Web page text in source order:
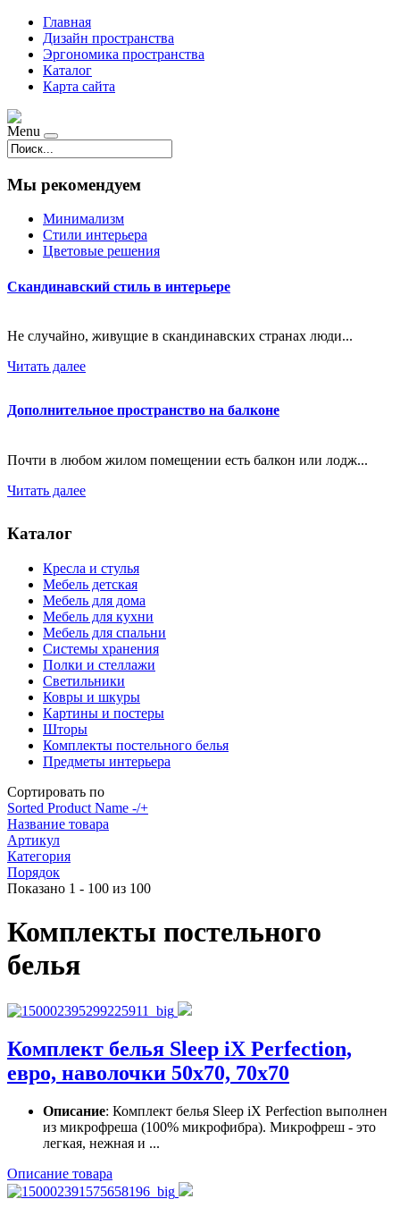
Главная
Дизайн пространства
Эргономика пространства
Каталог
Карта сайта
Menu
Мы рекомендуем
Минимализм
Стили интерьера
Цветовые решения
Скандинавский стиль в интерьере
Не случайно, живущие в скандинавских странах люди...
Читать далее
Дополнительное пространство на балконе
Почти в любом жилом помещении есть балкон или лодж...
Читать далее
Каталог
Кресла и стулья
Мебель детская
Мебель для дома
Мебель для кухни
Мебель для спальни
Системы хранения
Полки и стеллажи
Светильники
Ковры и шкуры
Картины и постеры
Шторы
Комплекты постельного белья
Предметы интерьера
Сортировать по
Sorted Product Name -/+
Название товара
Артикул
Категория
Порядок
Показано 1 - 100 из 100
Комплекты постельного
белья
Комплект белья Sleep iX Perfection,
евро, наволочки 50х70, 70х70
Описание: Комплект белья Sleep iX Perfection выполнен
из микрофреша (100% микрофибра). Микрофреш - это
легкая, нежная и ...
Описание товара